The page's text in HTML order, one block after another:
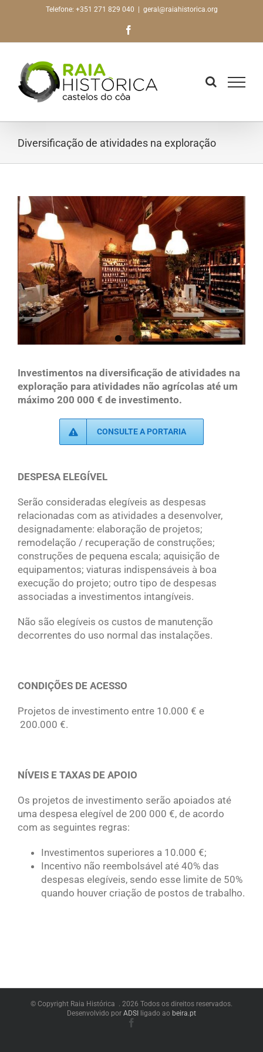
Telefone: +351 271 829 040 geral@raiahistorica.org
Diversificação de atividades na exploração
Investimentos na diversificação de atividades na
exploração para atividades não agrícolas até um
máximo 200 000 € de investimento.
CONSULTE A PORTARIA
DESPESA ELEGÍVEL
Serão consideradas elegíveis as despesas
relacionadas com as atividades a desenvolver,
designadamente: elaboração de projetos;
remodelação / recuperação de construções;
construções de pequena escala; aquisição de
equipamentos; viaturas indispensáveis à boa
execução do projeto; outro tipo de despesas
associadas a investimentos intangíveis.
Não são elegíveis os custos de manutenção
decorrentes do uso normal das instalações.
CONDIÇÕES DE ACESSO
Projetos de investimento entre 10.000 € e
200.000 €.
NÍVEIS E TAXAS DE APOIO
Os projetos de investimento serão apoiados até
uma despesa elegível de 200 000 €, de acordo
com as seguintes regras:
Investimentos superiores a 10.000 €;
Incentivo não reembolsável até 40% das
despesas elegíveis, sendo esse limite de 50%
quando houver criação de postos de trabalho.
© Copyright Raia Histórica . 2026 Todos os direitos reservados.
Desenvolvido por ADSI ligado ao beira.pt